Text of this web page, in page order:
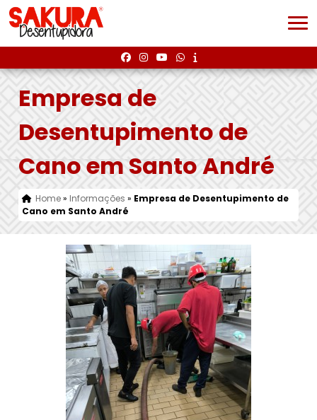
Empresa de
Desentupimento de
Cano em Santo André
Home» Informações » Empresa de Desentupimento de
Cano em Santo André